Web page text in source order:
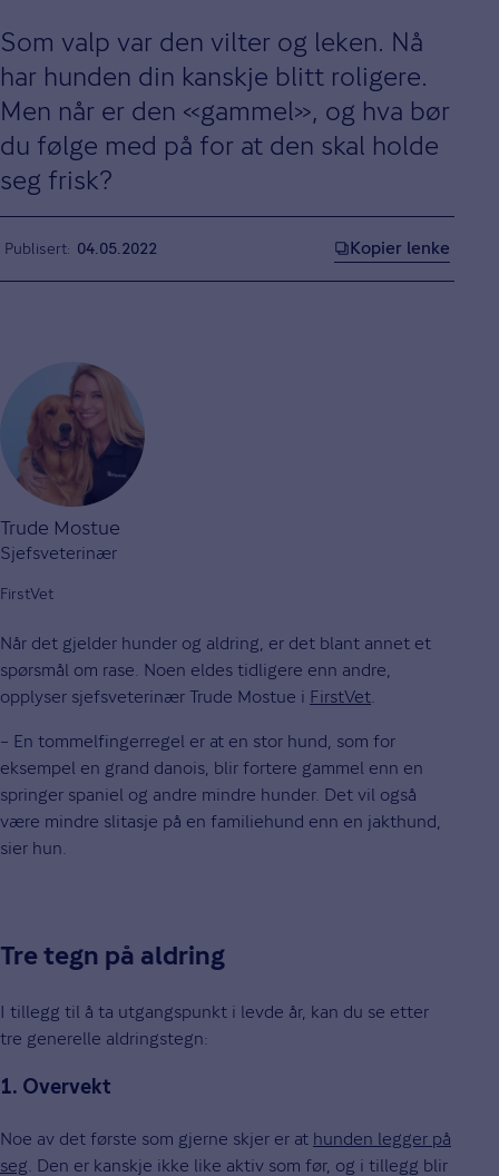
Som valp var den vilter og leken. Nå
har hunden din kanskje blitt roligere.
Men når er den «gammel», og hva bør
du følge med på for at den skal holde
seg frisk?
Publisert 04.05.2022 Kopier lenke
Trude Mostue
Sjefsveterinær
FirstVet
Når det gjelder hunder og aldring, er det blant annet et
spørsmål om rase. Noen eldes tidligere enn andre,
opplyser sjefsveterinær Trude Mostue i FirstVet
– En tommelfingerregel er at en stor hund, som for
eksempel en grand danois, blir fortere gammel enn en
springer spaniel og andre mindre hunder. Det vil også
være mindre slitasje på en familiehund enn en jakthund,
sier hun.
Tre tegn på aldring
I tillegg til å ta utgangspunkt i levde år, kan du se etter
tre generelle aldringstegn:
1. Overvekt
Noe av det første som gjerne skjer er at hunden legger på
seg. Den er kanskje ikke like aktiv som før, og i tillegg blir